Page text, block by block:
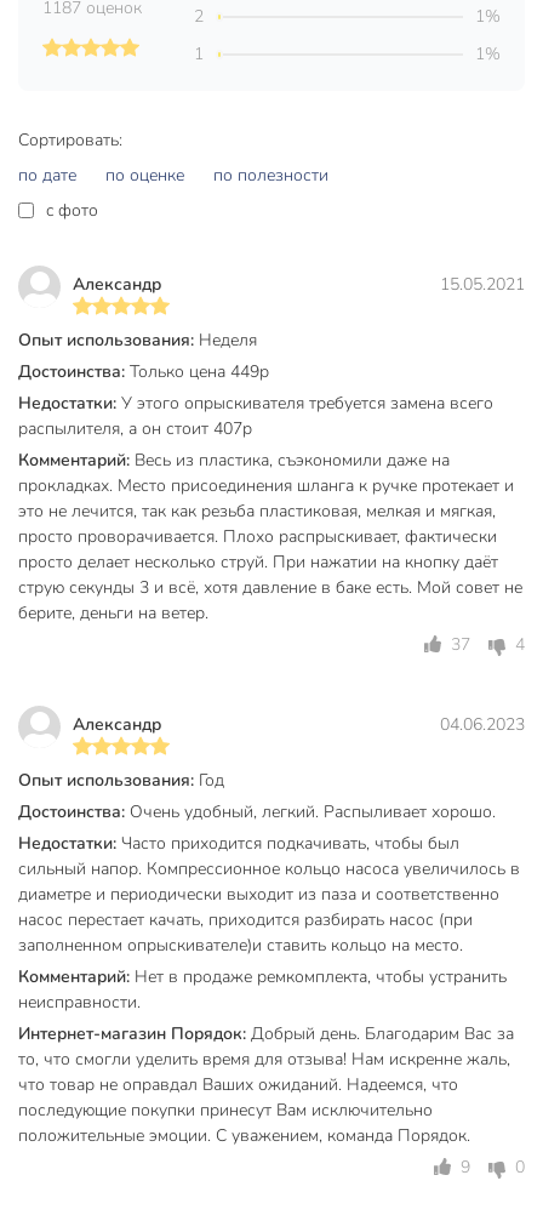
Комплектация: бачок опрыскивателя- 1 шт.
Брандспойт: ручка брандспойта- 1 шт, штанга
телескопическая- 1 шт, шланг- 1 шт. Руководство по
возможным).
Вы можете приобрести «Опрыскиватель садовый Green
Days, 8 л, пластик» и другие товары в нашем интернет-
самовывозом.
Техническая информация
Объем, л
Длина шланга, м
1.2 м
Количество режимов струи
Расход жидкости, л/мин
0.8 л/мин
Бренд
Green Days
Страна производства
Россия
опрыскиватель
Тип аккумулятора
Механизм
Ранцевый
Пригоден для химикатов
для химикатов
Регулировка распыления
с регулировкой
распыления
Телескопическая штанга
без
телескопической
Материал
пластик
Цвет
салатовый
Вид опрыскивателя
ручной
Сортировать:
по дате
по оценке
по полезности
c фото
Александр 15.05.2021
Опыт использования: Неделя
Достоинства: Только цена 449р
Недостатки: У этого опрыскивателя требуется замена всего
распылителя, а он стоит 407р
Комментарий: Весь из пластика, съэкономили даже на
прокладках. Место присоединения шланга к ручке протекает и
это не лечится, так как резьба пластиковая, мелкая и мягкая,
просто проворачивается. Плохо распрыскивает, фактически
просто делает несколько струй. При нажатии на кнопку даёт
струю секунды 3 и всё, хотя давление в баке есть. Мой совет не
берите, деньги на ветер.
37
4
Александр 04.06.2023
Опыт использования: Год
Достоинства: Очень удобный, легкий. Распыливает хорошо.
Недостатки: Часто приходится подкачивать, чтобы был
сильный напор. Компрессионное кольцо насоса увеличилось в
диаметре и периодически выходит из паза и соответственно
насос перестает качать, приходится разбирать насос (при
заполненном опрыскивателе)и ставить кольцо на место.
Комментарий: Нет в продаже ремкомплекта, чтобы устранить
неисправности.
Интернет-магазин Порядок: Добрый день. Благодарим Вас за
то, что смогли уделить время для отзыва! Нам искренне жаль,
что товар не оправдал Ваших ожиданий. Надеемся, что
последующие покупки принесут Вам исключительно
положительные эмоции. С уважением, команда Порядок.
9
0
1187 оценок
2
1%
1
1%